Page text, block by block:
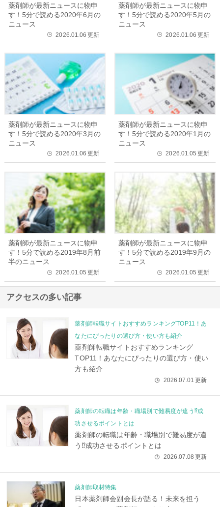
薬剤師が最新ニュースに物申
す！5分で読める2020年6月の
ニュース
🕒 2026.01.06 更新
薬剤師が最新ニュースに物申
す！5分で読める2020年5月の
ニュース
🕒 2026.01.06 更新
薬剤師が最新ニュースに物申
す！5分で読める2020年3月の
ニュース
🕒 2026.01.06 更新
薬剤師が最新ニュースに物申
す！5分で読める2020年1月の
ニュース
🕒 2026.01.05 更新
薬剤師が最新ニュースに物申
す！5分で読める2019年8月前
半のニュース
🕒 2026.01.05 更新
薬剤師が最新ニュースに物申
す！5分で読める2019年9月の
ニュース
🕒 2026.01.05 更新
アクセスの多い記事
薬剤師転職サイトおすすめランキングTOP11！あ
なたにぴったりの選び方・使い方も紹介
薬剤師転職サイトおすすめランキング
TOP11！あなたにぴったりの選び方・使い
方も紹介
🕒 2026.07.01 更新
薬剤師の転職は年齢・職場別で難易度が違う⁉成
功させるポイントとは
薬剤師の転職は年齢・職場別で難易度が違
う⁉成功させるポイントとは
🕒 2026.07.08 更新
薬剤師取材特集
日本薬剤師会副会長が語る！未来を担う